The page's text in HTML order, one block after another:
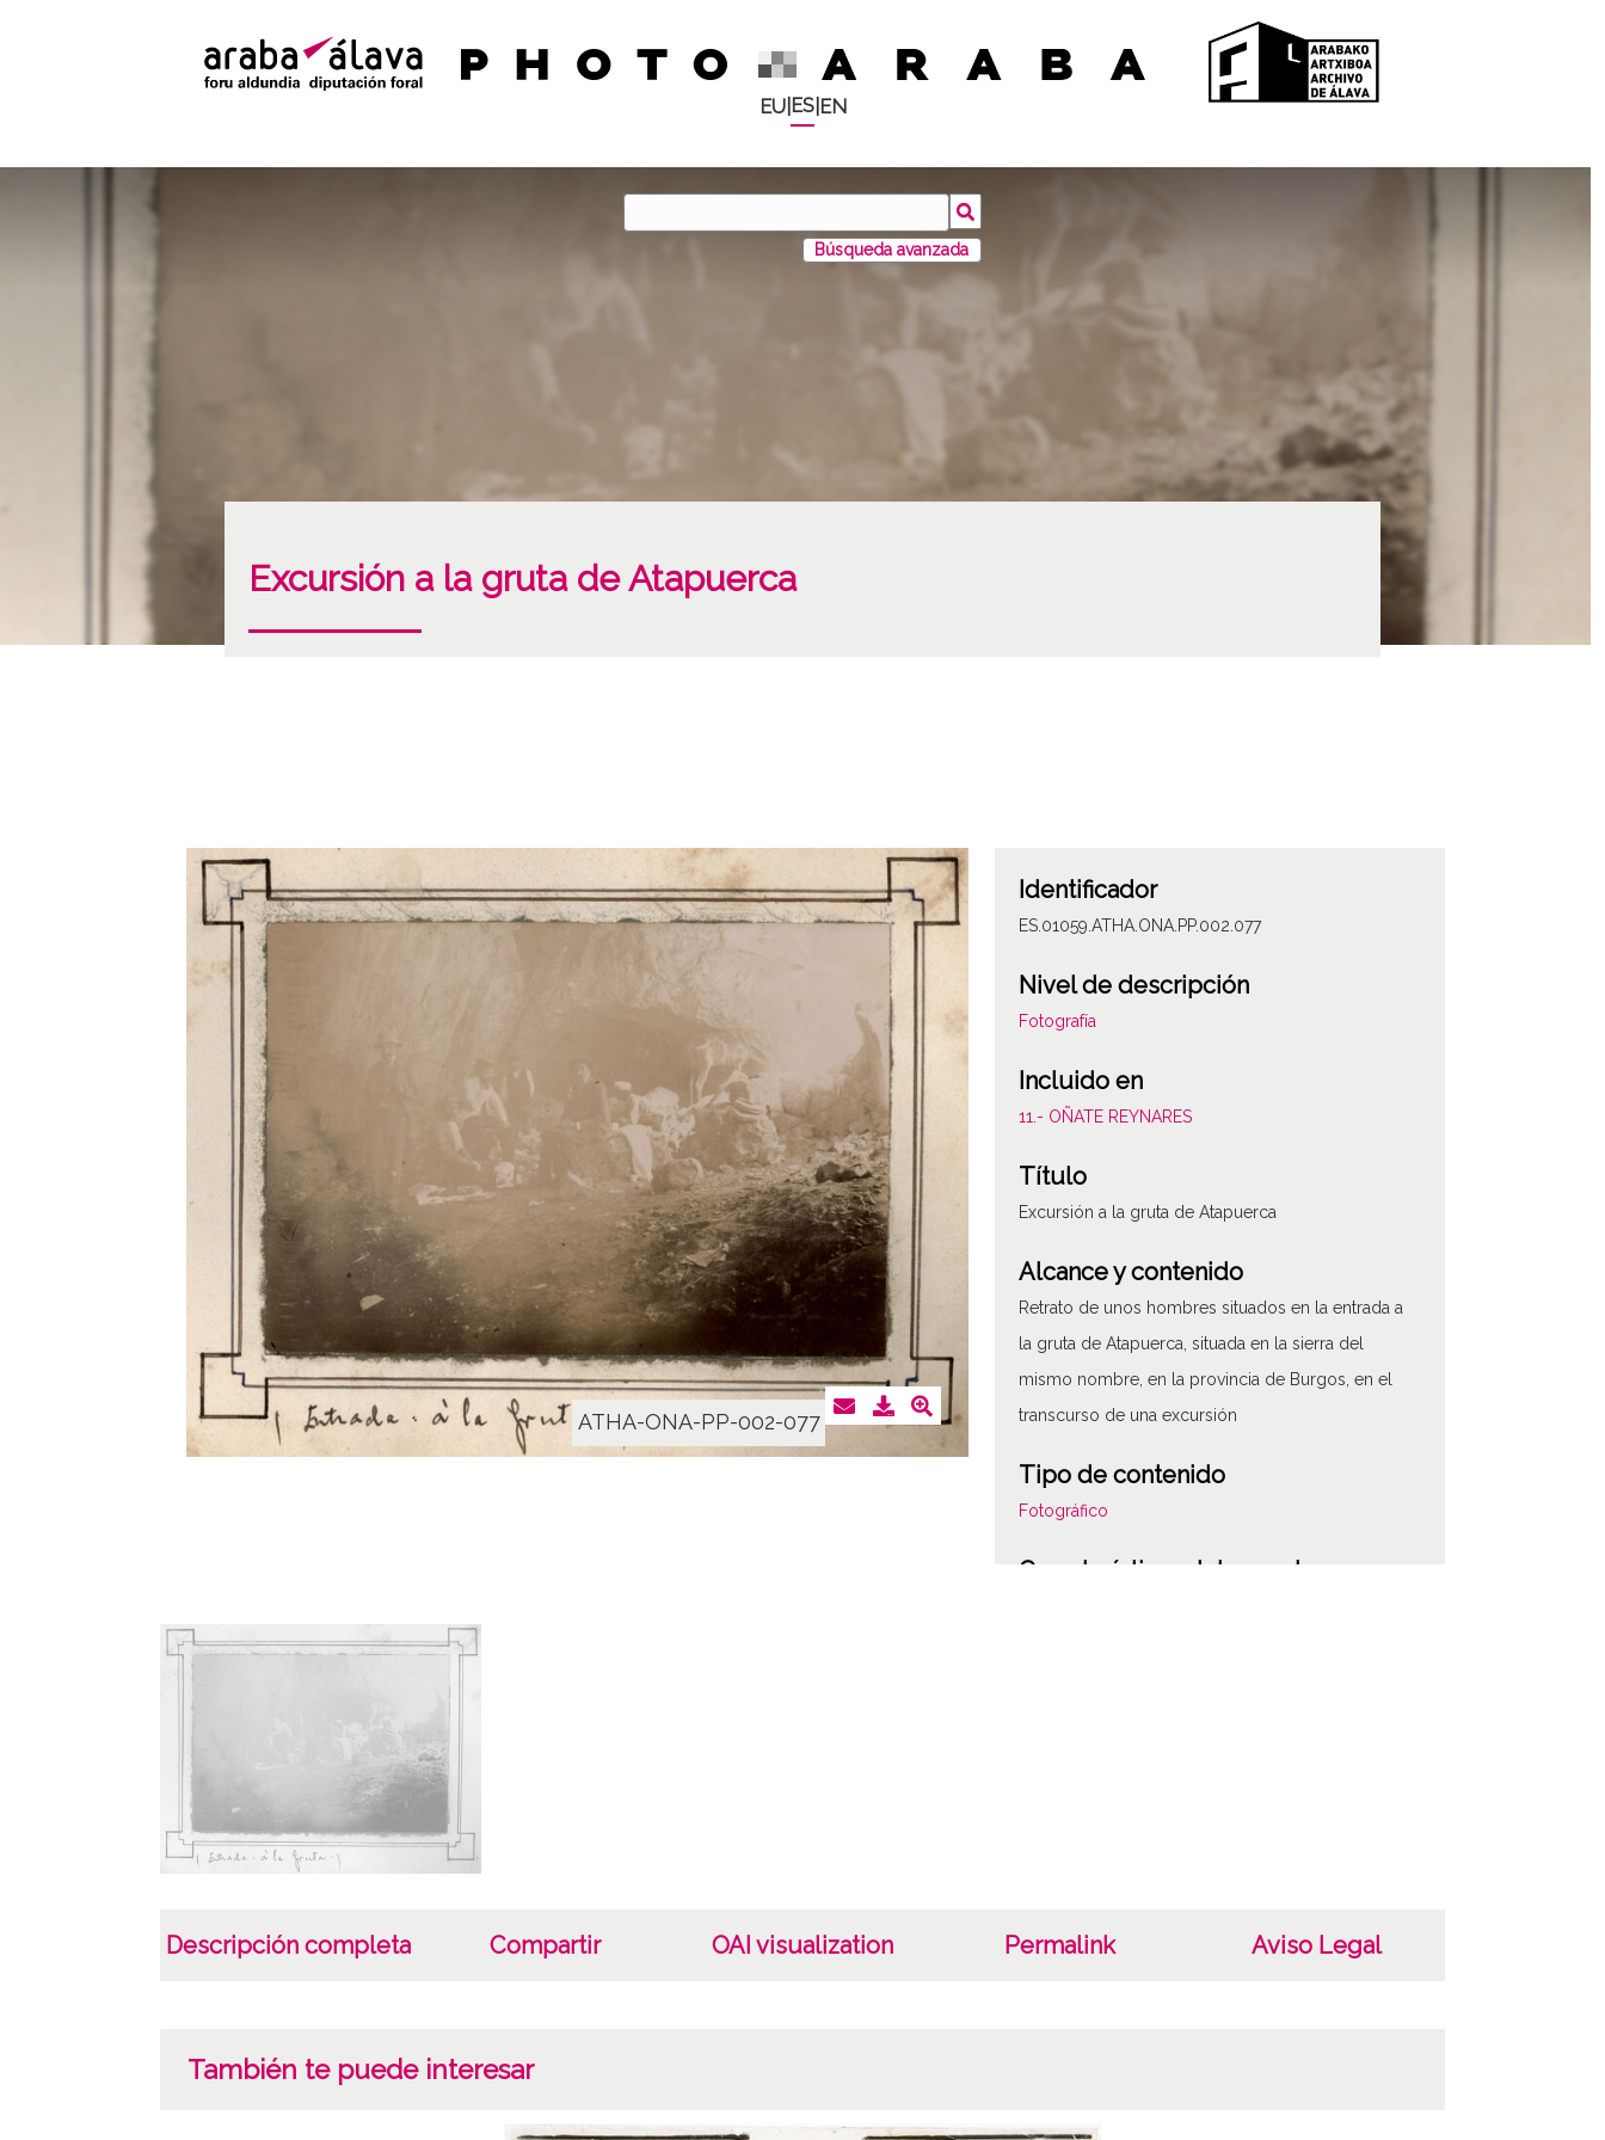
EU| ES| EN
Búsqueda avanzada
Excursión a la gruta de Atapuerca
ATHA-ONA-PP-002-077
Identificador
ES.01059.ATHA.ONA.PP.002.077
Nivel de descripción
Fotografía
Incluido en
11.- OÑATE REYNARES
Título
Excursión a la gruta de Atapuerca
Alcance y contenido
Retrato de unos hombres situados en la entrada a
la gruta de Atapuerca, situada en la sierra del
mismo nombre, en la provincia de Burgos, en el
transcurso de una excursión
Tipo de contenido
Fotográfico
Características del soporte
secundario: (Entrada a la gruta) ; Pertenece al
Descripción completa Compartir OAI visualization Permalink Aviso Legal
También te puede interesar